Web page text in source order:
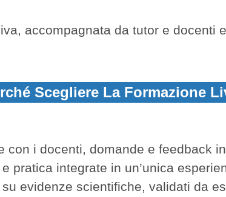
accompagnata da tutor e docenti
Scegliere La Formazione
con i docenti, domande e feedback
pratica integrate in un’unica
evidenze scientifiche, validati da